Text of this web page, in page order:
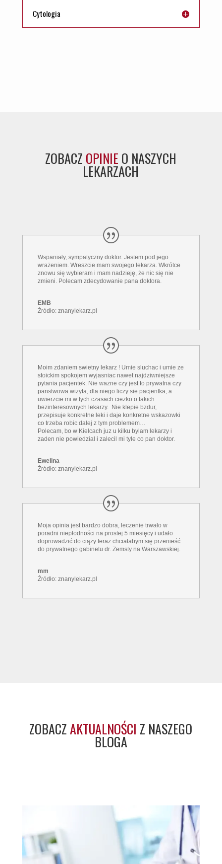
Cytologia
ZOBACZ OPINIE O NASZYCH
LEKARZACH
Wspaniały, sympatyczny doktor. Jestem pod jego
wrażeniem. Wreszcie mam swojego lekarza. Wkrótce
znowu się wybieram i mam nadzieję, że nic się nie
zmieni. Polecam zdecydowanie pana doktora.
EMB
Źródło: znanylekarz.pl
Moim zdaniem swietny lekarz ! Umie sluchac i umie ze
stoickim spokojem wyjasniac nawet najdziwniejsze
pytania pacjentek. Nie wazne czy jest to prywatna czy
panstwowa wizyta, dla niego liczy sie pacjentka, a
uwierzcie mi w tych czasach ciezko o takich
bezinteresownych lekarzy. Nie klepie bzdur,
przepisuje konkretne leki i daje konkretne wskazowki
co trzeba robic dalej z tym problemem…
Polecam, bo w Kielcach juz u kilku bylam lekarzy i
zaden nie powiedzial i zalecil mi tyle co pan doktor.
Ewelina
Źródło: znanylekarz.pl
Moja opinia jest bardzo dobra, leczenie trwało w
poradni niepłodności na prostej 5 miesięcy i udało
doprowadzić do ciąży teraz chciałabym się przenieść
do prywatnego gabinetu dr. Zemsty na Warszawskiej.
mm
Źródło: znanylekarz.pl
ZOBACZAKTUALNOŚCI Z NASZEGO
BLOGA